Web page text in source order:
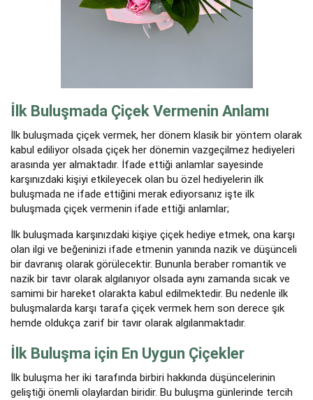
İlk Buluşmada Çiçek Vermenin Anlamı
İlk buluşmada çiçek vermek, her dönem klasik bir yöntem olarak
kabul ediliyor olsada çiçek her dönemin vazgeçilmez hediyeleri
arasında yer almaktadır. İfade ettiği anlamlar sayesinde
karşınızdaki kişiyi etkileyecek olan bu özel hediyelerin ilk
buluşmada ne ifade ettiğini merak ediyorsanız işte ilk
buluşmada çiçek vermenin ifade ettiği anlamlar;
İlk buluşmada karşınızdaki kişiye çiçek hediye etmek, ona karşı
olan ilgi ve beğeninizi ifade etmenin yanında nazik ve düşünceli
bir davranış olarak görülecektir. Bununla beraber romantik ve
nazik bir tavır olarak algılanıyor olsada aynı zamanda sıcak ve
samimi bir hareket olarakta kabul edilmektedir. Bu nedenle ilk
buluşmalarda karşı tarafa çiçek vermek hem son derece şık
hemde oldukça zarif bir tavır olarak algılanmaktadır.
İlk Buluşma için En Uygun Çiçekler
İlk buluşma her iki tarafında birbiri hakkında düşüncelerinin
geliştiği önemli olaylardan biridir. Bu buluşma günlerinde tercih